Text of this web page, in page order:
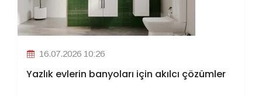
16.07.2026 10:26
Yazlık evlerin banyoları için akılcı çözümler